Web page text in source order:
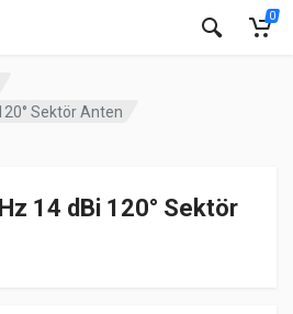
0
Sektör Anten
14 dBi 120° Sektör